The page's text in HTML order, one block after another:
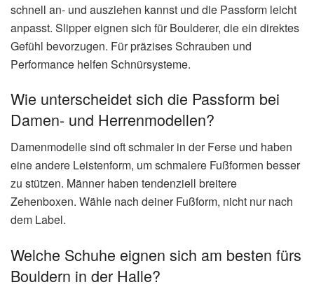
schnell an- und ausziehen kannst und die Passform leicht
anpasst. Slipper eignen sich für Boulderer, die ein direktes
Gefühl bevorzugen. Für präzises Schrauben und
Performance helfen Schnürsysteme.
Wie unterscheidet sich die Passform bei
Damen- und Herrenmodellen?
Damenmodelle sind oft schmaler in der Ferse und haben
eine andere Leistenform, um schmalere Fußformen besser
zu stützen. Männer haben tendenziell breitere
Zehenboxen. Wähle nach deiner Fußform, nicht nur nach
dem Label.
Welche Schuhe eignen sich am besten fürs
Bouldern in der Halle?